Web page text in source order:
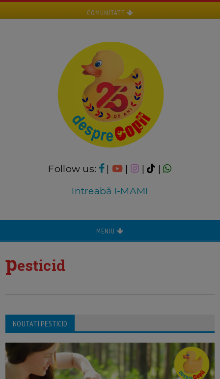
COMUNITATE
Follow us: | | |
|
Intreabă I-MAMI
MENIU
pesticid
NOUTATI PESTICID